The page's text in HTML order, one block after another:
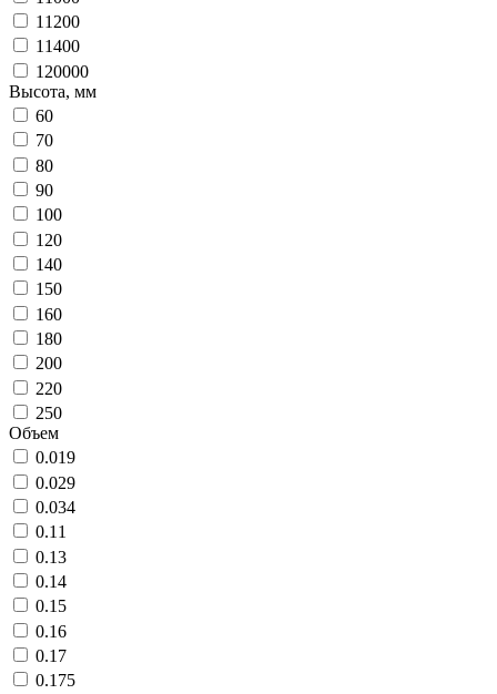
11200
11400
120000
Высота, мм
60
70
80
90
100
120
140
150
160
180
200
220
250
Объем
0.019
0.029
0.034
0.11
0.13
0.14
0.15
0.16
0.17
0.175